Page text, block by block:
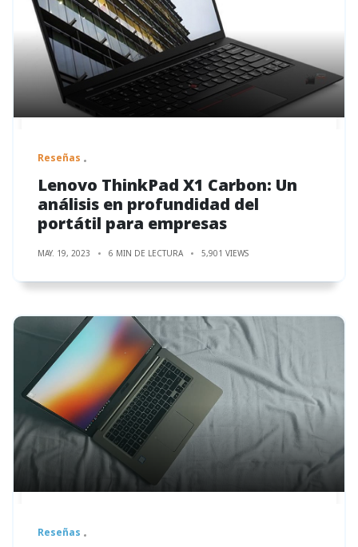
Reseñas
Lenovo ThinkPad X1 Carbon: Un
análisis en profundidad del
portátil para empresas
MAY. 19, 2023 6 MIN DE LECTURA 5,901 VIEWS
Reseñas